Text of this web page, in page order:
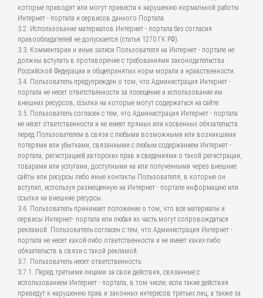
которые приводят или могут привести к нарушению нормальной работы
Интернет - портала и сервисов данного Портала.
3.2. Использование материалов Интернет - портала без согласия
правообладателей не допускается (статья 1270 ГК РФ).
3.3. Комментарии и иные записи Пользователя на Интернет - портале не
должны вступать в противоречие с требованиями законодательства
Российской Федерации и общепринятых норм морали и нравственности.
3.4. Пользователь предупрежден о том, что Администрация Интернет -
портала не несет ответственности за посещение и использование им
внешних ресурсов, ссылки на которые могут содержаться на сайте.
3.5. Пользователь согласен с тем, что Администрация Интернет - портала
не несет ответственности и не имеет прямых или косвенных обязательств
перед Пользователем в связи с любыми возможными или возникшими
потерями или убытками, связанными с любым содержанием Интернет -
портала, регистрацией авторских прав и сведениями о такой регистрации,
товарами или услугами, доступными на или полученными через внешние
сайты или ресурсы либо иные контакты Пользователя, в которые он
вступил, используя размещенную на Интернет - портале информацию или
ссылки на внешние ресурсы.
3.6. Пользователь принимает положение о том, что все материалы и
сервисы Интернет- портала или любая их часть могут сопровождаться
рекламой. Пользователь согласен с тем, что Администрация Интернет -
портала не несет какой-либо ответственности и не имеет каких-либо
обязательств в связи с такой рекламой.
3.7. Пользователь несет ответственность:
3.7.1. Перед третьими лицами за свои действия, связанные с
использованием Интернет - портала, в том числе, если такие действия
приведут к нарушению прав и законных интересов третьих лиц, а также за